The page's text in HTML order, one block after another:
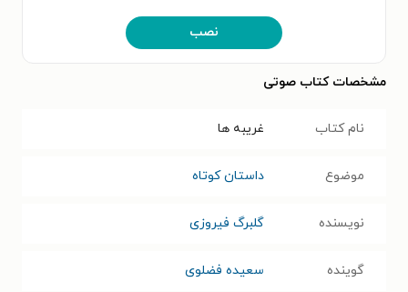
نصب
مشخصات کتاب صوتی
نام کتاب غریبه ها
موضوع داستان کوتاه
نویسنده گلبرگ فیروزی
گوینده سعیده فضلوی